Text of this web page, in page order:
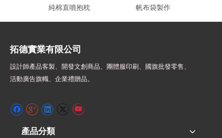
純棉直噴抱枕 帆布袋製作
拓德實業有限公司
設計師產品客製、開發文創商品、團體服印刷、
國旗批發零售、
活動廣告旗幟、 企業禮贈品。
產品分類